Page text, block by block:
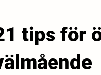
tips för